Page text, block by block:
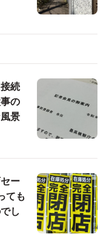
続
の
景
ー
ても
し